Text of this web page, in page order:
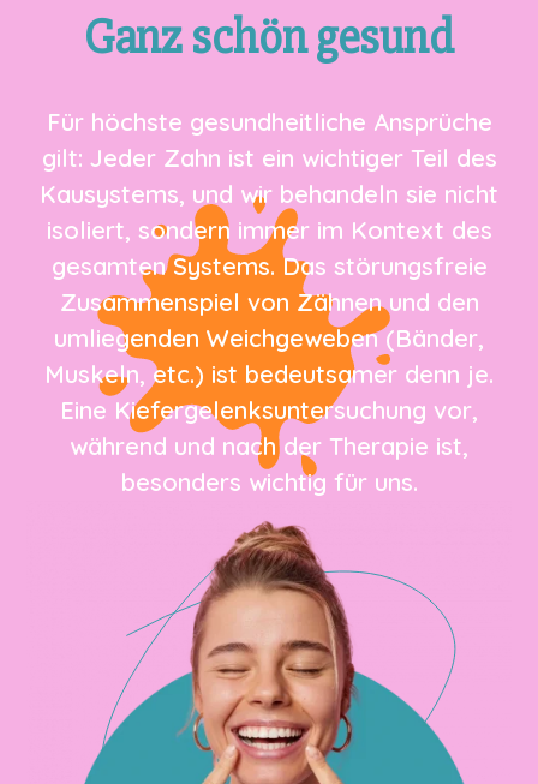
Ganz schön gesund
Für höchste gesundheitliche Ansprüche
gilt: Jeder Zahn ist ein wichtiger Teil des
Kausystems, und wir behandeln sie nicht
isoliert, sondern immer im Kontext des
gesamten Systems. Das störungsfreie
Zusammenspiel von Zähnen und den
umliegenden Weichgeweben (Bänder,
Muskeln, etc.) ist bedeutsamer denn je.
Eine Kiefergelenksuntersuchung vor,
während und nach der Therapie ist,
besonders wichtig für uns.